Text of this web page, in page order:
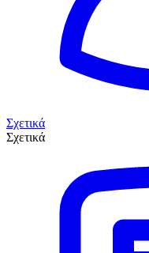
Σχετικά
Σχετικά